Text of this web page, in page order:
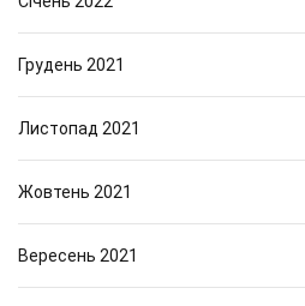
Грудень 2021
Листопад 2021
Жовтень 2021
Вересень 2021